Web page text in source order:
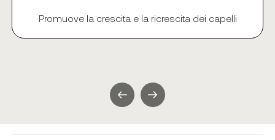
Promuove la crescita e la ricrescita dei capelli